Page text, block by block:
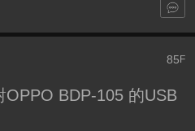
85 F
OPPO BDP-105 的USB